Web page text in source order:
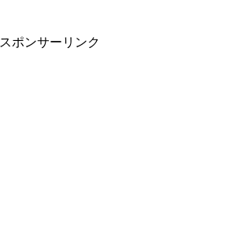
スポンサーリンク